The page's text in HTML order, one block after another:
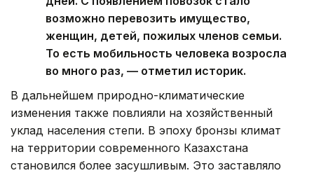
возможно перевозить имущество,
женщин, детей, пожилых членов семьи.
То есть мобильность человека возросла
во много раз, — отметил историк.
В дальнейшем природно-климатические
изменения также повлияли на хозяйственный
уклад населения степи. В эпоху бронзы климат
на территории современного Казахстана
становился более засушливым. Это заставляло